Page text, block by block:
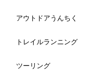
アウトドアうんちく
トレイルランニング
ツーリング